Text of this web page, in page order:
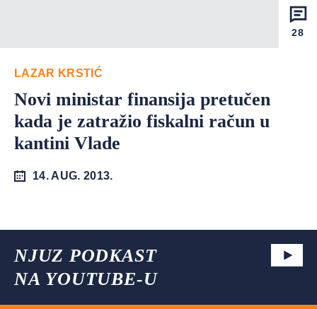
28
LAZAR KRSTIĆ
Novi ministar finansija pretučen
kada je zatražio fiskalni račun u
kantini Vlade
14. AUG. 2013.
NJUZ PODKAST
NA YOUTUBE-U